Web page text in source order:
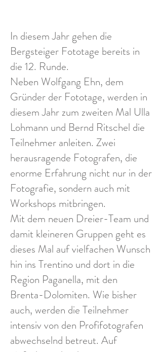
In diesem Jahr gehen die
Bergsteiger Fototage bereits in
die 12. Runde.
Neben Wolfgang Ehn, dem
Gründer der Fototage, werden in
diesem Jahr zum zweiten Mal Ulla
Lohmann und Bernd Ritschel die
Teilnehmer anleiten. Zwei
herausragende Fotografen, die
enorme Erfahrung nicht nur in der
Fotografie, sondern auch mit
Workshops mitbringen.
Mit dem neuen Dreier-Team und
damit kleineren Gruppen geht es
dieses Mal auf vielfachen Wunsch
hin ins Trentino und dort in die
Region Paganella, mit den
Brenta-Dolomiten. Wie bisher
auch, werden die Teilnehmer
intensiv von den Profifotografen
abwechselnd betreut. Auf